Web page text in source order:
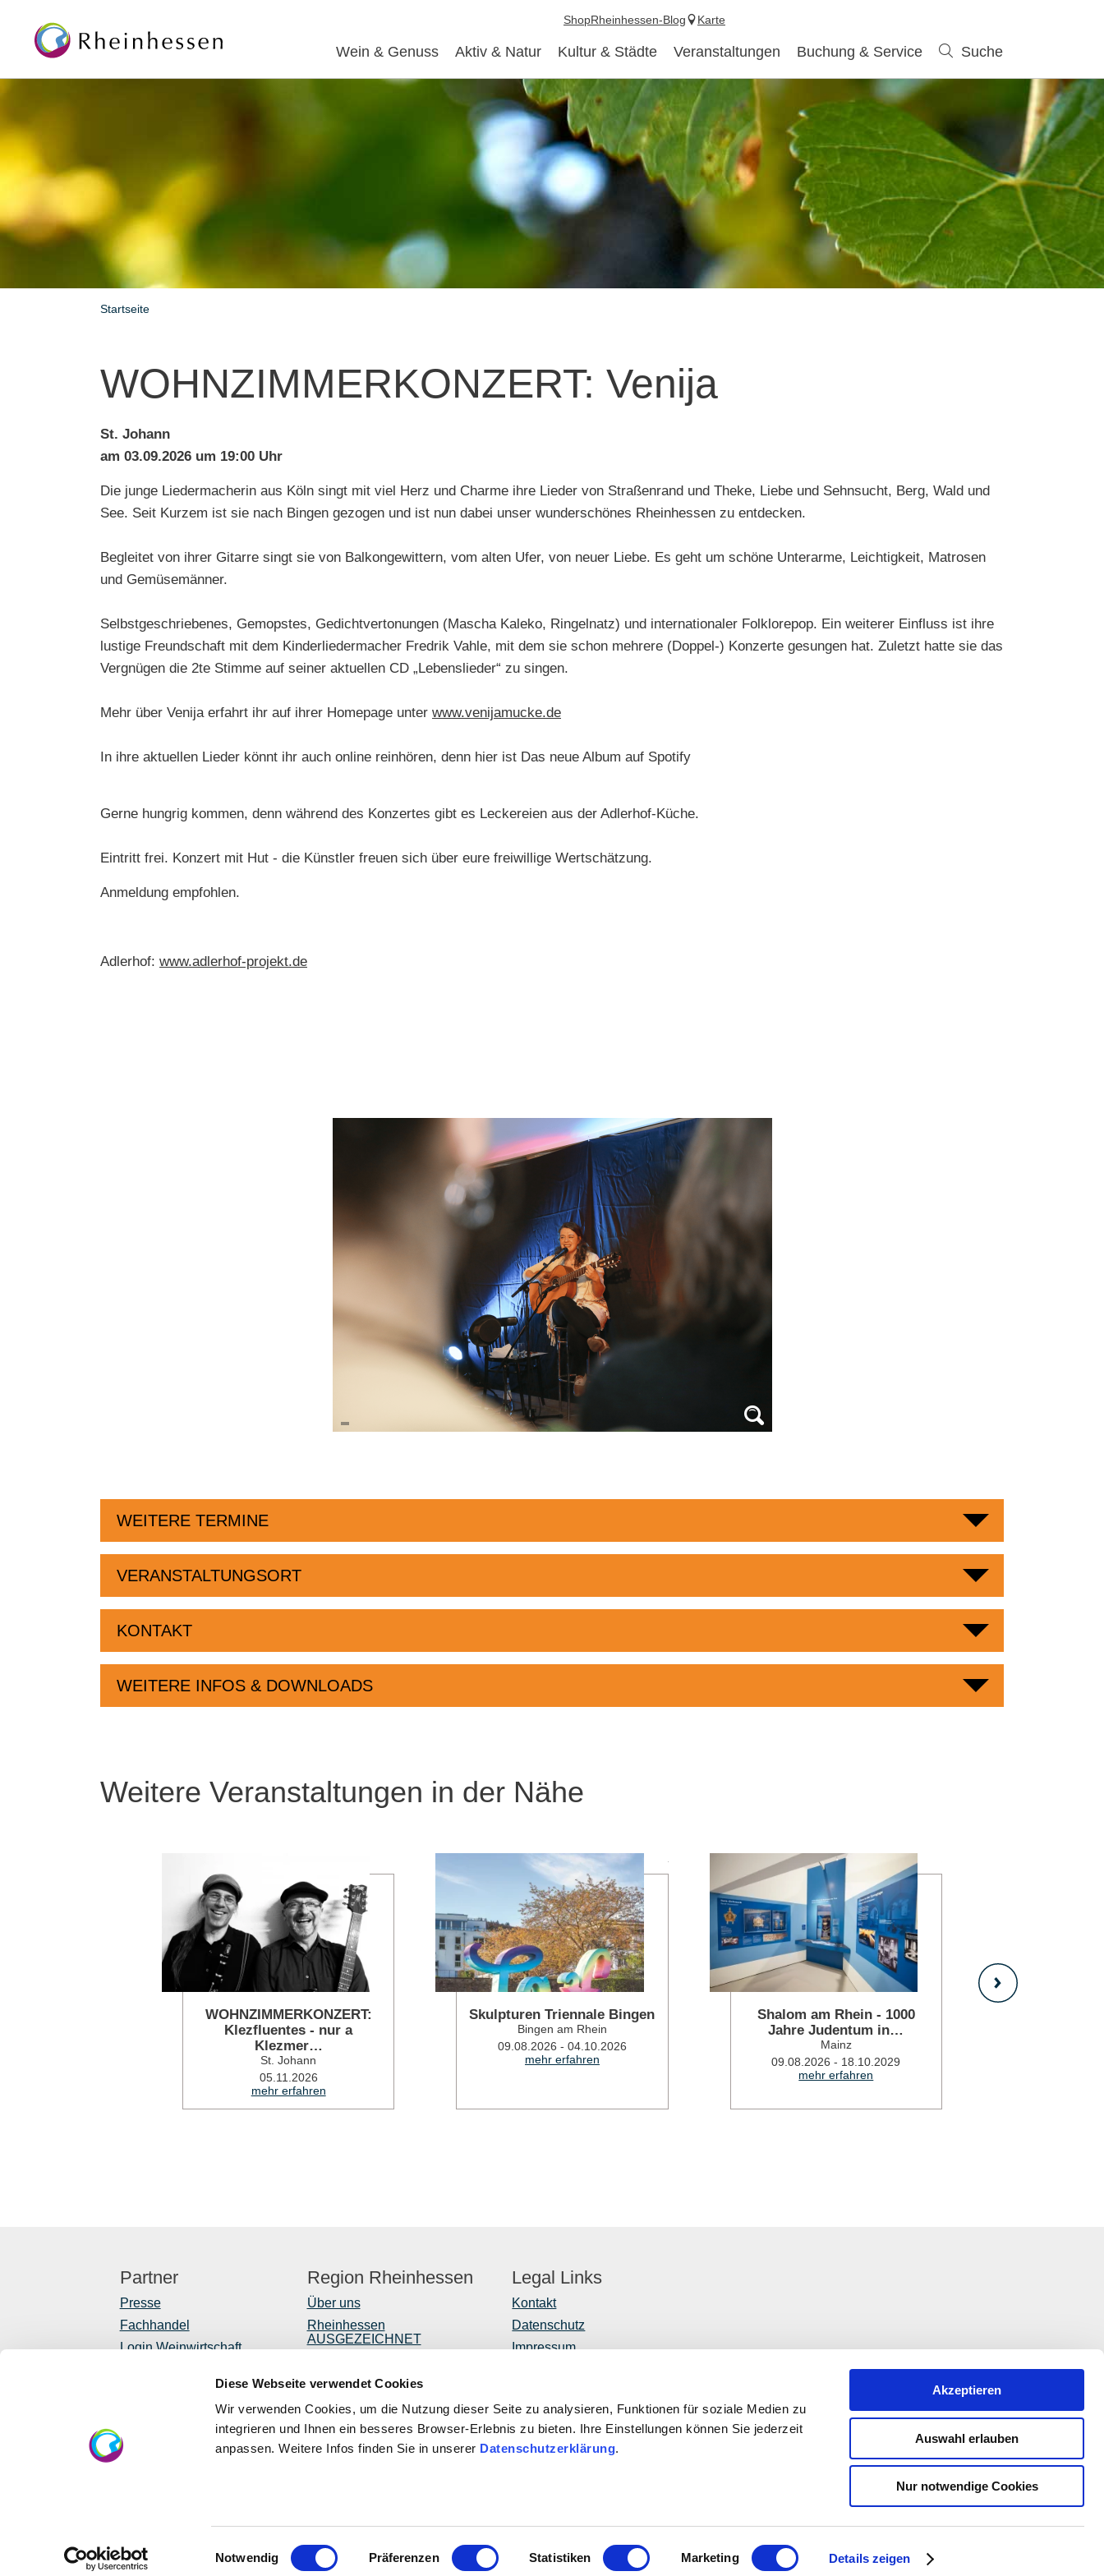
Diese Webseite verwendet Cookies
Wir verwenden Cookies, um die Nutzung dieser Seite zu analysieren, Funktionen für soziale Medien zu
integrieren und Ihnen ein besseres Browser-Erlebnis zu bieten. Ihre Einstellungen können Sie jederzeit
anpassen. Weitere Infos finden Sie in unserer Datenschutzerklärung.
Einwilligungsauswahl
Notwendig Präferenzen Statistiken Marketing Details zeigen
Akzeptieren
Auswahl erlauben
Nur notwendige Cookies
Wein & Genuss Aktiv & Natur Kultur & Städte Veranstaltungen Buchung & Service Suche
ShopRheinhessen-Blog Karte
Startseite
WOHNZIMMERKONZERT: Venija
St. Johann
am 03.09.2026 um 19:00 Uhr
Die junge Liedermacherin aus Köln singt mit viel Herz und Charme ihre Lieder von Straßenrand und Theke, Liebe und Sehnsucht, Berg, Wald und
See. Seit Kurzem ist sie nach Bingen gezogen und ist nun dabei unser wunderschönes Rheinhessen zu entdecken.
Begleitet von ihrer Gitarre singt sie von Balkongewittern, vom alten Ufer, von neuer Liebe. Es geht um schöne Unterarme, Leichtigkeit, Matrosen
und Gemüsemänner.
Selbstgeschriebenes, Gemopstes, Gedichtvertonungen (Mascha Kaleko, Ringelnatz) und internationaler Folklorepop. Ein weiterer Einfluss ist ihre
lustige Freundschaft mit dem Kinderliedermacher Fredrik Vahle, mit dem sie schon mehrere (Doppel-) Konzerte gesungen hat. Zuletzt hatte sie das
Vergnügen die 2te Stimme auf seiner aktuellen CD „Lebenslieder“ zu singen.
Mehr über Venija erfahrt ihr auf ihrer Homepage unter www.venijamucke.de
In ihre aktuellen Lieder könnt ihr auch online reinhören, denn hier ist Das neue Album auf Spotify
Gerne hungrig kommen, denn während des Konzertes gibt es Leckereien aus der Adlerhof-Küche.
Eintritt frei. Konzert mit Hut - die Künstler freuen sich über eure freiwillige Wertschätzung.
Anmeldung empfohlen.
Adlerhof: www.adlerhof-projekt.de
WEITERE TERMINE
VERANSTALTUNGSORT
KONTAKT
WEITERE INFOS & DOWNLOADS
Weitere Veranstaltungen in der Nähe
WOHNZIMMERKONZERT:
Klezfluentes - nur a
Klezmer…
St. Johann
05.11.2026
mehr erfahren
Skulpturen Triennale Bingen
Bingen am Rhein
09.08.2026 - 04.10.2026
mehr erfahren
Shalom am Rhein - 1000
Jahre Judentum in…
Mainz
09.08.2026 - 18.10.2029
mehr erfahren
Partner
Presse
Fachhandel
Login Weinwirtschaft
Mediendatenbank
Region Rheinhessen
Über uns
Rheinhessen
AUSGEZEICHNET
Shop
Newsletter
Regionalentwicklung
Legal Links
Kontakt
Datenschutz
Impressum
ländlichen Raums: Hier investiert Europa in die ländlichen Gebiete
Diese Publikation wird im Rahmen des Entwicklungsprogramms
Rheinland-Pfalz, vertreten durch das Ministerium für Wirtschaft,
Verkehr, Landwirtschaft und Weinbau Rheinland-Pfalz, gefördert